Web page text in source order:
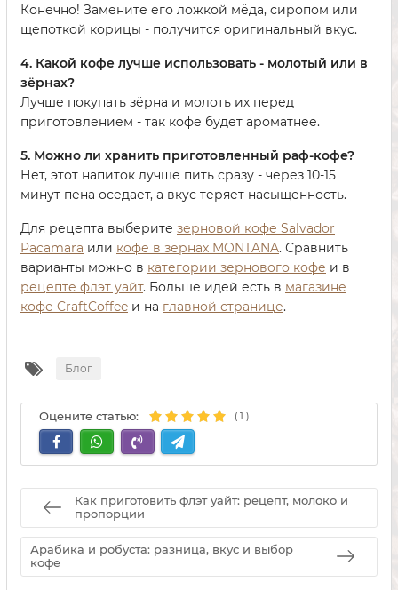
Конечно! Замените его ложкой мёда, сиропом или
щепоткой корицы - получится оригинальный вкус.
4. Какой кофе лучше использовать - молотый или в
зёрнах?
Лучше покупать зёрна и молоть их перед
приготовлением - так кофе будет ароматнее.
5. Можно ли хранить приготовленный раф-кофе?
Нет, этот напиток лучше пить сразу - через 10-15
минут пена оседает, а вкус теряет насыщенность.
Для рецепта выберите зерновой кофе Salvador
Pacamara или кофе в зёрнах MONTANA. Сравнить
варианты можно в категории зернового кофе и в
рецепте флэт уайт. Больше идей есть в магазине
кофе CraftCoffee и на главной странице.
Блог
Оцените статью: ( 1 )
Как приготовить флэт уайт: рецепт, молоко и
пропорции
Арабика и робуста: разница, вкус и выбор
кофе